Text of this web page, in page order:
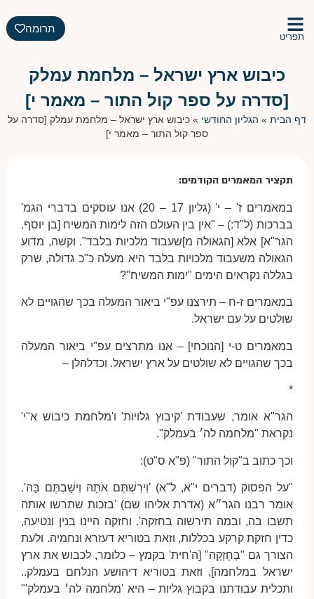
תפריט
תרומה
כיבוש ארץ ישראל – מלחמת עמלק
[סדרה על ספר קול התור – מאמר י]
דף הבית » הגליון החודשי » כיבוש ארץ ישראל – מלחמת עמלק [סדרה על
ספר קול התור – מאמר י]
תקציר המאמרים הקודמים:
במאמרים ז' – י' (גליון 17 – 20) אנו עוסקים בדברי הגמ'
בברכות (ל"ד:) – "אין בין העולם הזה לימות המשיח [בן יוסף.
הגר"א] אלא [הגאולה מ]שעבוד מלכיות בלבד". וקשה, מדוע
הגאולה משעבוד מלכויות בלבד היא מעלה כ"כ גדולה, שרק
בגללה נקראים הימים "ימות המשיח"?
במאמרים ז-ח – תירצנו עפ"י ביאור המעלה בכך שהגויים לא
שולטים על עם ישראל.
במאמרים ט-י [הנוכחי] – אנו מתרצים עפ"י ביאור המעלה
בכך שהגויים לא שולטים על ארץ ישראל. וכדלהלן –
*
הגר"א אומר, שעבודת 'קיבוץ גלויות' ו'מלחמת כיבוש א"י'
נקראת "מלחמה לה׳ בעמלק".
וכך כתוב ב"קול התור" (פ"א ס"ט):
"על הפסוק (דברים י"א, ל"א) 'וִירִשְׁתֶּם אֹתָהּ וִישַׁבְתֶּם בָּהּ'.
אומר רבנו הגר״א (אדרת אליהו שם) 'בזכות שתרשו אותה
תשבו בה, ובמה תירשוה בחזקה'. וחזקה היינו בנין ונטיעה,
כדין חזקת קרקע בכללות, וזאת בטוריא דעזרא ונחמיה. ולעת
הצורך גם "בְּחָזְקָה" [ה'חית' בקמץ – כלומר, לכבוש את ארץ
ישראל במלחמה], וזאת בטוריא דיהושע הנלחם בעמלק..
ותכלית עבודתנו בקבוץ גליות – היא 'מלחמה לה׳ בעמלק'"